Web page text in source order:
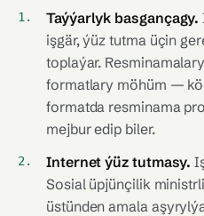
Taýýarlyk basgançagy.
işgär, ýüz tutma üçin
toplaýar.
formatlary möhüm —
formatda resminama
mejbur edip biler.
Internet ýüz tutmasy.
Sosial üpjünçilik
üstünden amala